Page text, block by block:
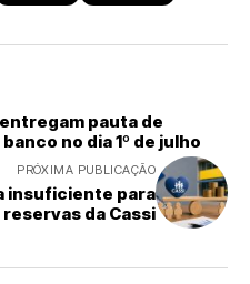
pauta de
no dia 1º de julho
PRÓXIMA PUBLICAÇÃO
insuficiente para
da Cassi